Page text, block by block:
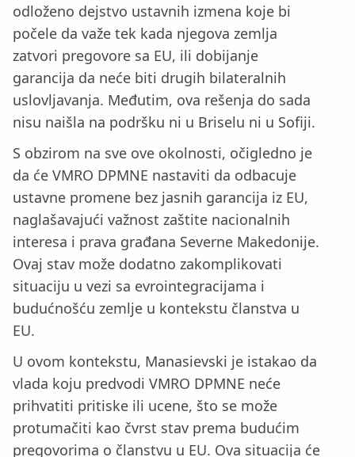
odloženo dejstvo ustavnih izmena koje bi
počele da važe tek kada njegova zemlja
zatvori pregovore sa EU, ili dobijanje
garancija da neće biti drugih bilateralnih
uslovljavanja. Međutim, ova rešenja do sada
nisu naišla na podršku ni u Briselu ni u Sofiji.
S obzirom na sve ove okolnosti, očigledno je
da će VMRO DPMNE nastaviti da odbacuje
ustavne promene bez jasnih garancija iz EU,
naglašavajući važnost zaštite nacionalnih
interesa i prava građana Severne Makedonije.
Ovaj stav može dodatno zakomplikovati
situaciju u vezi sa evrointegracijama i
budućnošću zemlje u kontekstu članstva u
EU.
U ovom kontekstu, Manasievski je istakao da
vlada koju predvodi VMRO DPMNE neće
prihvatiti pritiske ili ucene, što se može
protumačiti kao čvrst stav prema budućim
pregovorima o članstvu u EU. Ova situacija će